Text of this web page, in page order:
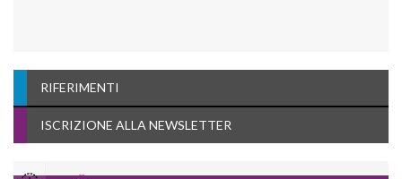
RIFERIMENTI
ISCRIZIONE ALLA NEWSLETTER